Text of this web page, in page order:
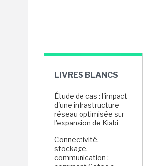
LIVRES BLANCS
Étude de cas : l'impact
d'une infrastructure
réseau optimisée sur
l'expansion de Kiabi
Connectivité,
stockage,
communication :